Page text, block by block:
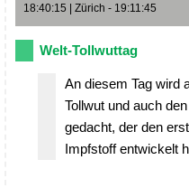
18:40:15 | Zürich - 19:11:45
Welt-Tollwuttag
An diesem Tag wird
Tollwut und auch
gedacht, der den
Impfstoff entwickelt